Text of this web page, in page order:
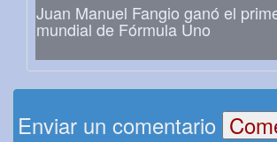
Juan Manuel Fangio ganó el
mundial de Fórmula Uno
Enviar un comentario